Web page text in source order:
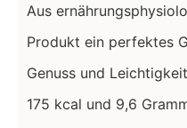
Aus
Produkt ein perfektes
Genuss und
175 kcal und 9,6